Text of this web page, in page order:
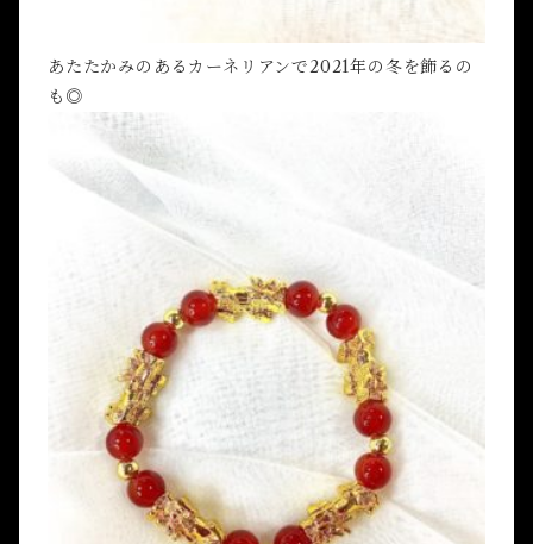
あたたかみのあるカーネリアンで2021年の冬を飾るの
も◎